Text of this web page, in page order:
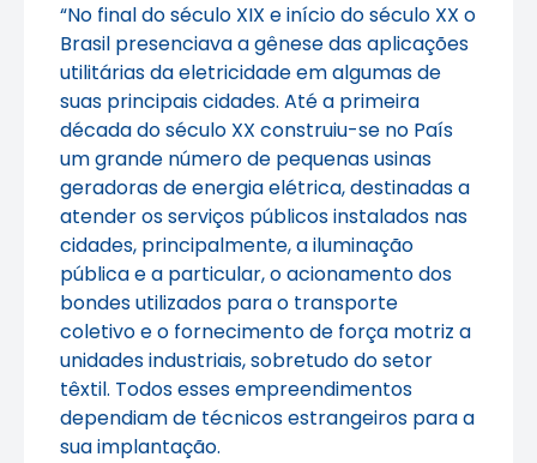
“No final do século XIX e início do século XX o
Brasil presenciava a gênese das aplicações
utilitárias da eletricidade em algumas de
suas principais cidades. Até a primeira
década do século XX construiu-se no País
um grande número de pequenas usinas
geradoras de energia elétrica, destinadas a
atender os serviços públicos instalados nas
cidades, principalmente, a iluminação
pública e a particular, o acionamento dos
bondes utilizados para o transporte
coletivo e o fornecimento de força motriz a
unidades industriais, sobretudo do setor
têxtil. Todos esses empreendimentos
dependiam de técnicos estrangeiros para a
sua implantação.